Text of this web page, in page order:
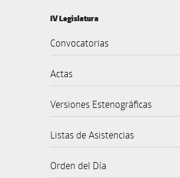
IV Legislatura
Convocatorias
Actas
Versiones Estenográficas
Listas de Asistencias
Orden del Día